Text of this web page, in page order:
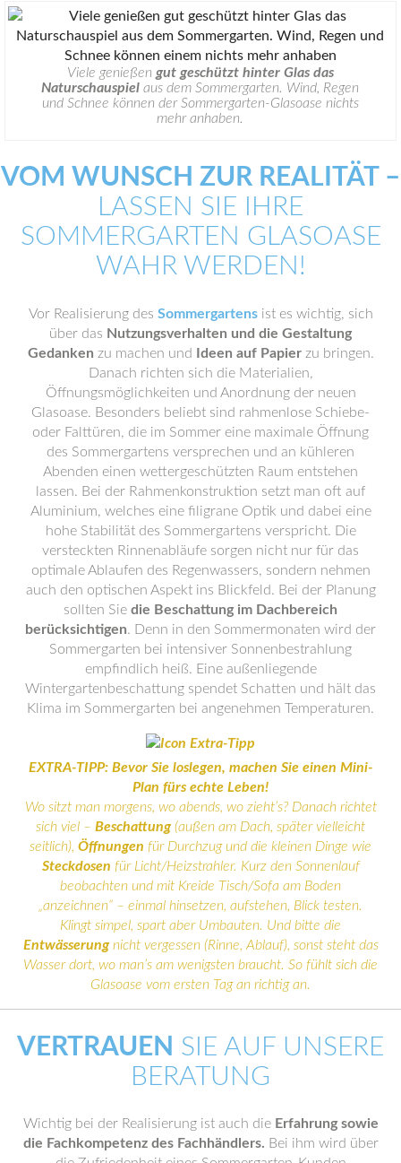
Viele genießen gut geschützt hinter Glas das
Naturschauspiel aus dem Sommergarten. Wind, Regen
und Schnee können der Sommergarten-Glasoase nichts
mehr anhaben.
VOM WUNSCH ZUR REALITÄT –
LASSEN SIE IHRE
SOMMERGARTEN GLASOASE
WAHR WERDEN!
Vor Realisierung des Sommergartensist es wichtig, sich
über das Nutzungsverhalten und die Gestaltung
Gedanken zu machen und Ideen auf Papierzu bringen.
Danach richten sich die Materialien,
Öffnungsmöglichkeiten und Anordnung der neuen
Glasoase. Besonders beliebt sind rahmenlose Schiebe-
oder Falttüren, die im Sommer eine maximale Öffnung
des Sommergartens versprechen und an kühleren
Abenden einen wettergeschützten Raum entstehen
lassen. Bei der Rahmenkonstruktion setzt man oft auf
Aluminium, welches eine filigrane Optik und dabei eine
hohe Stabilität des Sommergartens verspricht. Die
versteckten Rinnenabläufe sorgen nicht nur für das
optimale Ablaufen des Regenwassers, sondern nehmen
auch den optischen Aspekt ins Blickfeld. Bei der Planung
sollten Sie die Beschattung im Dachbereich
berücksichtigen. Denn in den Sommermonaten wird der
Sommergarten bei intensiver Sonnenbestrahlung
empfindlich heiß. Eine außenliegende
Wintergartenbeschattung spendet Schatten und hält das
Klima im Sommergarten bei angenehmen Temperaturen.
EXTRA-TIPP: Bevor Sie loslegen, machen Sie einen Mini-
Plan fürs echte Leben!
Wo sitzt man morgens, wo abends, wo zieht’s? Danach richtet
sich viel – Beschattung(außen am Dach, später vielleicht
seitlich), Öffnungen für Durchzug und die kleinen Dinge wie
Steckdosen für Licht/Heizstrahler. Kurz den Sonnenlauf
beobachten und mit Kreide Tisch/Sofa am Boden
„anzeichnen“ – einmal hinsetzen, aufstehen, Blick testen.
Klingt simpel, spart aber Umbauten. Und bitte die
Entwässerungnicht vergessen (Rinne, Ablauf), sonst steht das
Wasser dort, wo man’s am wenigsten braucht. So fühlt sich die
Glasoase vom ersten Tag an richtig an.
VERTRAUEN SIE AUF UNSERE
BERATUNG
Wichtig bei der Realisierung ist auch die Erfahrung sowie
die Fachkompetenz des Fachhändlers. Bei ihm wird über